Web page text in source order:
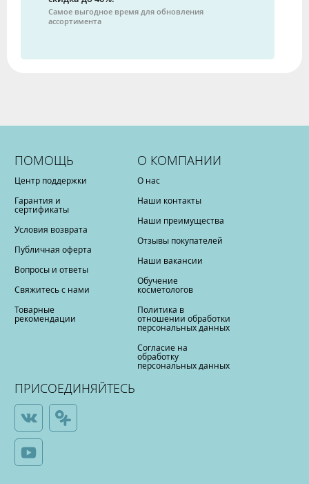
Самое выгодное время для обновления
ассортимента
ПОМОЩЬ
Центр поддержки
Гарантия и
сертификаты
Условия возврата
Публичная оферта
Вопросы и ответы
Свяжитесь с нами
Товарные
рекомендации
О КОМПАНИИ
О нас
Наши контакты
Наши преимущества
Отзывы покупателей
Наши вакансии
Обучение
косметологов
Политика в
отношении обработки
персональных данных
Согласие на
обработку
персональных данных
ПРИСОЕДИНЯЙТЕСЬ